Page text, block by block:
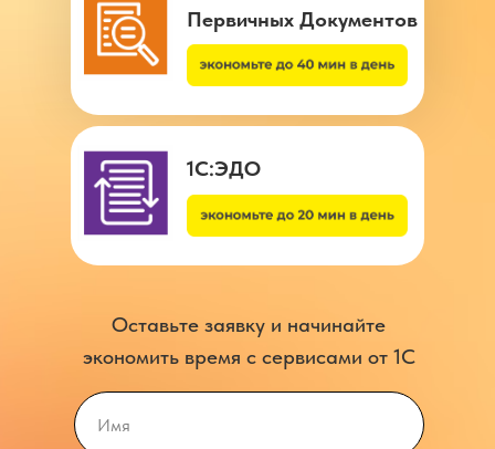
Первичных Документов
1С:ЭДО
Оставьте заявку и начинайте
экономить время с сервисами от 1С